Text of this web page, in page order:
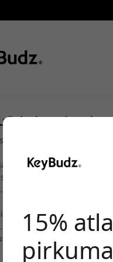
AirPods,
KeyBudz aksesuāru
AirPods un ērti
austiņas svaigas
arī izturīgus AirTag
Labāka
15%